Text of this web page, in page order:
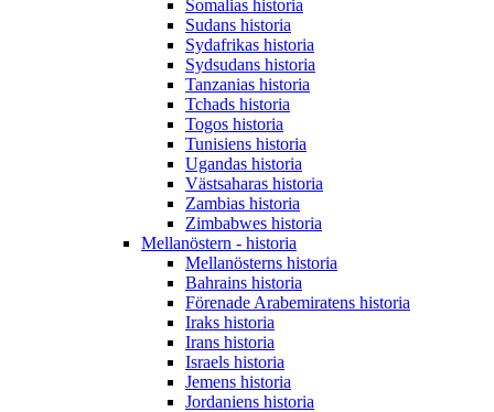
Somalias historia
Sudans historia
Sydafrikas historia
Sydsudans historia
Tanzanias historia
Tchads historia
Togos historia
Tunisiens historia
Ugandas historia
Västsaharas historia
Zambias historia
Zimbabwes historia
Mellanöstern - historia
Mellanösterns historia
Bahrains historia
Förenade Arabemiratens historia
Iraks historia
Irans historia
Israels historia
Jemens historia
Jordaniens historia